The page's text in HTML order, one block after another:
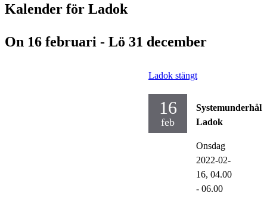
Kalender för Ladok
On 16 februari - Lö 31 december
Ladok stängt
16
feb
Systemunderhåll
Ladok
Onsdag
2022-02-
16, 04.00
- 06.00